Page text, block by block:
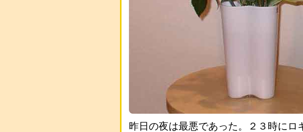
昨日の夜は最悪であった。２３時にロ